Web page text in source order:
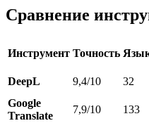
Сравнение
Инструмент Точность
DeepL 9,4/10 32
Google
Translate
7,9/10 133